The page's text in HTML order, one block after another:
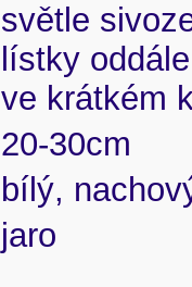
světle
lístky
ve krátkém
20-30cm
bílý,
jaro